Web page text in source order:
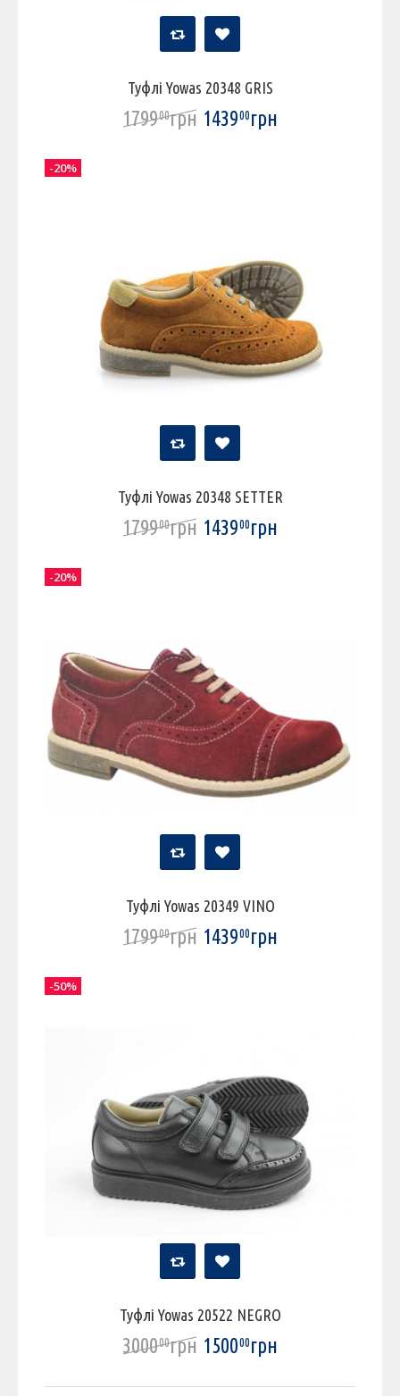
Туфлі Yowas 20348 GRIS
179900грн 143900грн
Туфлі Yowas 20348 SETTER
179900грн 143900грн
-20%
Туфлі Yowas 20349 VINO
179900грн 143900грн
-20%
Туфлі Yowas 20522 NEGRO
300000грн 150000грн
-50%